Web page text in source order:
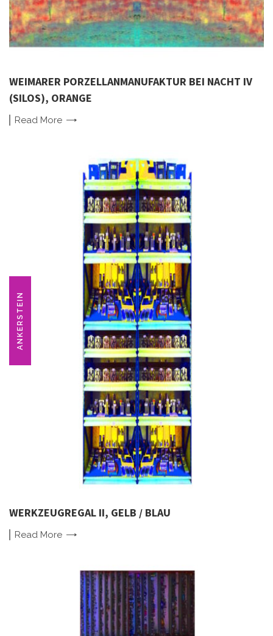
WEIMARER PORZELLANMANUFAKTUR BEI NACHT IV
(SILOS), ORANGE
Read More
ANKERSTEIN
WERKZEUGREGAL II, GELB / BLAU
Read More